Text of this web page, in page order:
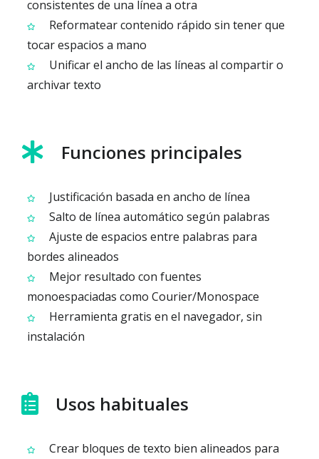
consistentes de una línea a otra
Reformatear contenido rápido sin tener que
tocar espacios a mano
Unificar el ancho de las líneas al compartir o
archivar texto
Funciones principales
Justificación basada en ancho de línea
Salto de línea automático según palabras
Ajuste de espacios entre palabras para
bordes alineados
Mejor resultado con fuentes
monoespaciadas como Courier/Monospace
Herramienta gratis en el navegador, sin
instalación
Usos habituales
Crear bloques de texto bien alineados para